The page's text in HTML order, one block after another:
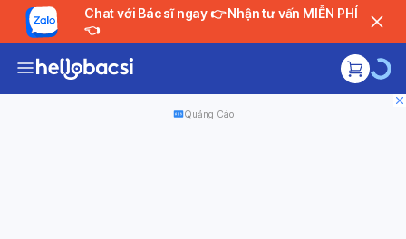
Chat với Bác sĩ ngay 👉 Nhận tư vấn MIỄN PHÍ
👈
Quảng Cáo